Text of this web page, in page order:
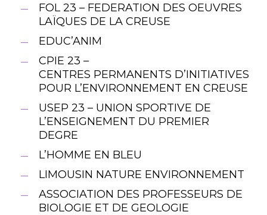
FOL 23 – FEDERATION DES OEUVRES
LAÏQUES DE LA CREUSE
EDUC’ANIM
CPIE 23 –
CENTRES PERMANENTS D’INITIATIVES
POUR L’ENVIRONNEMENT EN CREUSE
USEP 23 – UNION SPORTIVE DE
L’ENSEIGNEMENT DU PREMIER
DEGRE
L’HOMME EN BLEU
LIMOUSIN NATURE ENVIRONNEMENT
ASSOCIATION DES PROFESSEURS DE
BIOLOGIE ET DE GEOLOGIE